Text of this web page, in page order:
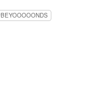
BEYOOOOONDS